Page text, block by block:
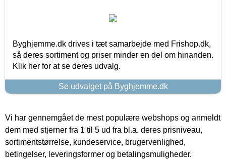
Byghjemme.dk drives i tæt samarbejde med Frishop.dk,
så deres sortiment og priser minder en del om hinanden.
Klik her for at se deres udvalg.
Se udvalget på Byghjemme.dk
Vi har gennemgået de mest populære webshops og anmeldt
dem med stjerner fra 1 til 5 ud fra bl.a. deres prisniveau,
sortimentstørrelse, kundeservice, brugervenlighed,
betingelser, leveringsformer og betalingsmuligheder.